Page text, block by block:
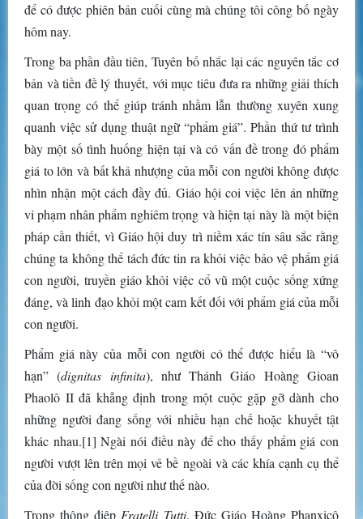
để có được phiên bản cuối cùng mà chúng tôi công bố ngày
hôm nay.
Trong ba phần đầu tiên, Tuyên bố nhắc lại các nguyên tắc cơ
bản và tiền đề lý thuyết, với mục tiêu đưa ra những giải thích
quan trọng có thể giúp tránh nhầm lẫn thường xuyên xung
quanh việc sử dụng thuật ngữ “phẩm giá”. Phần thứ tư trình
bày một số tình huống hiện tại và có vấn đề trong đó phẩm
giá to lớn và bất khả nhượng của mỗi con người không được
nhìn nhận một cách đầy đủ. Giáo hội coi việc lên án những
vi phạm nhân phẩm nghiêm trọng và hiện tại này là một biện
pháp cần thiết, vì Giáo hội duy trì niềm xác tín sâu sắc rằng
chúng ta không thể tách đức tin ra khỏi việc bảo vệ phẩm giá
con người, truyền giáo khỏi việc cổ vũ một cuộc sống xứng
đáng, và linh đạo khỏi một cam kết đối với phẩm giá của mỗi
con người.
Phẩm giá này của mỗi con người có thể được hiểu là “vô
hạn” (dignitas infinita), như Thánh Giáo Hoàng Gioan
Phaolô II đã khẳng định trong một cuộc gặp gỡ dành cho
những người đang sống với nhiều hạn chế hoặc khuyết tật
khác nhau.[1] Ngài nói điều này để cho thấy phẩm giá con
người vượt lên trên mọi vẻ bề ngoài và các khía cạnh cụ thể
của đời sống con người như thế nào.
Trong thông điệp Fratelli Tutti, Đức Giáo Hoàng Phanxicô